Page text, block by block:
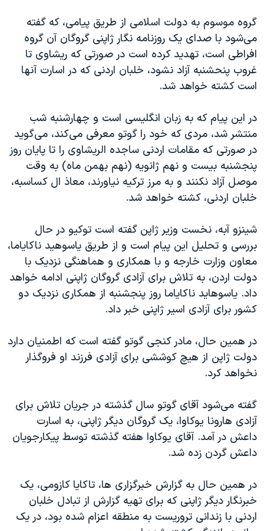
گروه موسوم به دولت اسلامی از طریق پیامی، که گفته
می‌شود با صدای یک روزنامه نگار ژاپنی گروگان آن گروه
افراطی است، تهدید کرده است در صورتی که ریشاوی تا
غروب پنحشنبه آزاد نشود، خلبان اردنی که در اسارت آنها
است کشته خواهد شد.
در این پیام که به زبان انگلیسی است و چهارشنبه شب
منتشر شد، مردی که خود را گوتو معرفی می‌کند، می‌گوید
در صورتی که مقامات اردنی ساجده الریشاوی را تا پایان روز
پنجشنبه بیست و نهم ژانویه (نهم بهمن ماه) به وقت
موصل آزاد نکنند و به مرز ترکیه نیاورند، معاذ ال کساسبه،
خلبان اردنی، کشته خواهد شد.
شینزو آبه، نخست وزیر ژاپن گفته است توکیو در حال
بررسی و تحلیل این پیام است و از طریق یاسوهید ناکایاما،
معاون وزارت خارجه و با همکاری و هماهنگی نزدیک با
دولت اردن، به تلاش برای آزادی گروگان ژاپنی ادامه خواهد
داد. یاسوهاید ناکایاما روز پنجشنبه از همکاری نزدیک دو
کشور برای آزادی اسیر ژاپنی خبر داد.
در همین حال، مادر کنجی گوتو گفته است که اطمنیان دارد
دولت ژاپن از هیچ کوششی برای آزادی فرزند او فروگذار
نخواهد کرد.
گفته می‌شود آقای گوتو سال گذشته در جریان تلاش برای
آزادی هارونا یوکاوا، یک گروگان دیگر ژاپنی، به اسارت
داعش در آمد. آقای یوکاوا هفته گذشته توسط پیکارجویان
داعش گردن زده شد.
در همین حال به گزارش خبرگزاری ها، تاکایا کازومی، یک
خبرنگار دیگر ژاپنی که برای تهیه گزارش از تبادل خلبان
اردنی با زندانی تروریست به منطقه اعزام شده بود، در یک